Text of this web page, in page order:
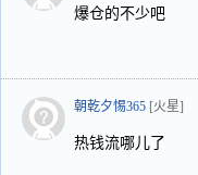
爆仓的不少吧
朝乾夕惕365 [火星]
热钱流哪儿了